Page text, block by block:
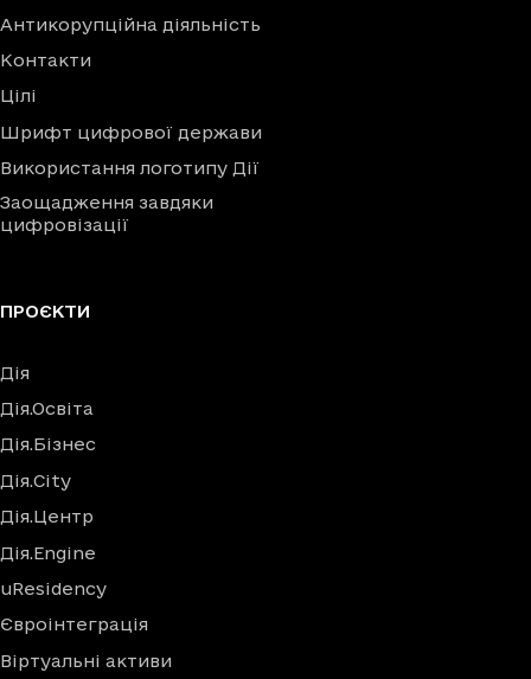
Антикорупційна діяльність
Контакти
Цілі
Шрифт цифрової держави
Використання логотипу Дії
Заощадження завдяки
цифровізації
ПРОЄКТИ
Дія
Дія.Освіта
Дія.Бізнес
Дія.City
Дія.Центр
Дія.Engine
uResidency
Євроінтеграція
Віртуальні активи